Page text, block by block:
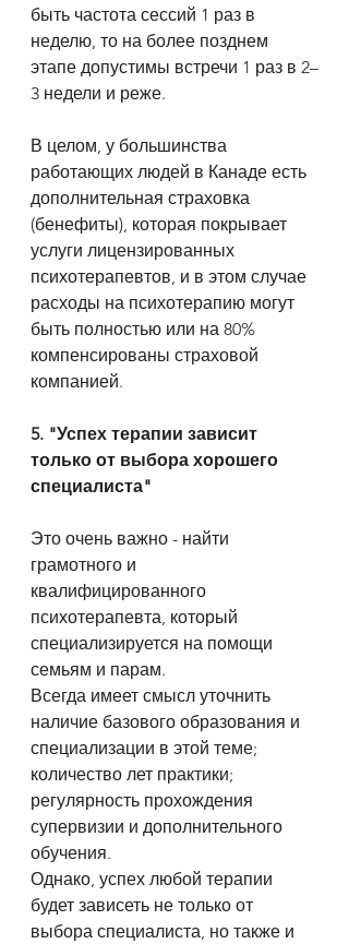
быть частота сессий 1 раз в
неделю, то на более позднем
этапе допустимы встречи 1 раз в 2–
3 недели и реже.
В целом, у большинства
работающих людей в Канаде есть
дополнительная страховка
(бенефиты), которая покрывает
услуги лицензированных
психотерапевтов, и в этом случае
расходы на психотерапию могут
быть полностью или на 80%
компенсированы страховой
компанией.
5. "Успех терапии зависит
только от выбора хорошего
специалиста"
Это очень важно - найти
грамотного и
квалифицированного
психотерапевта, который
специализируется на помощи
семьям и парам.
Всегда имеет смысл уточнить
наличие базового образования и
специализации в этой теме;
количество лет практики;
регулярность прохождения
супервизии и дополнительного
обучения.
Однако, успех любой терапии
будет зависеть не только от
выбора специалиста, но также и